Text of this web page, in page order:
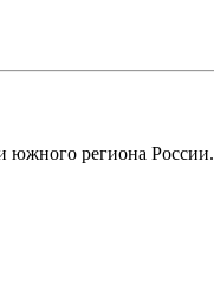
южного региона России.